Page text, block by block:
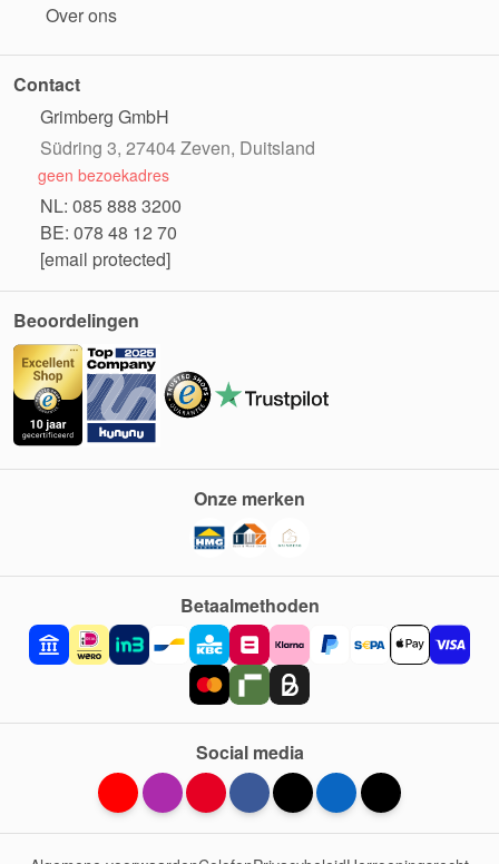
Over ons
Contact
Grimberg GmbH
Südring 3, 27404 Zeven, Duitsland
geen bezoekadres
NL: 085 888 3200
BE: 078 48 12 70
[email protected]
Beoordelingen
Betaalmethoden
Onze merken
Social media